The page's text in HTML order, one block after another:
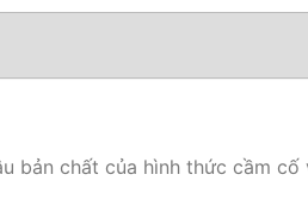
bản chất của hình thức cầm